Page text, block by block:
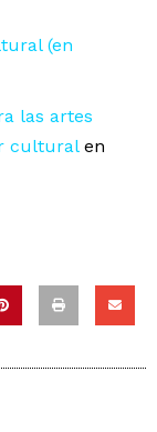
(en
las artes
culturalen